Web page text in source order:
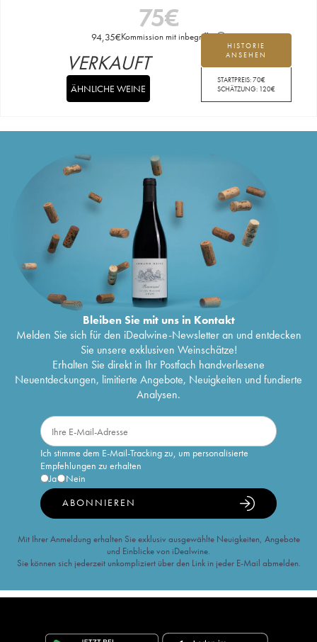
75€
94,35€Kommission mit inbegriffen
HISTORIE
ANSEHEN
STARTPREIS:70€
SCHÄTZUNG: 120€
VERKAUFT
ÄHNLICHE WEINE
Bleiben Sie mit uns in Kontakt
Melden Sie sich für den iDealwine-Newsletter an und entdecken
Sie unsere exklusiven Weinschätze!
Erhalten Sie direkt in Ihr Postfach handverlesene
Neuentdeckungen, limitierte Angebote, Neuigkeiten und fundierte
Analysen.
Ich stimme dem E-Mail-Tracking zu, um personalisierte
Empfehlungen zu erhalten
Ja
Nein
ABONNIEREN
Mit Ihrer Anmeldung erhalten Sie exklusiv ausgewählte Neuigkeiten, Angebote
und Einblicke von iDealwine.
Sie können sich jederzeit unkompliziert über den Link in jeder E-Mail abmelden.